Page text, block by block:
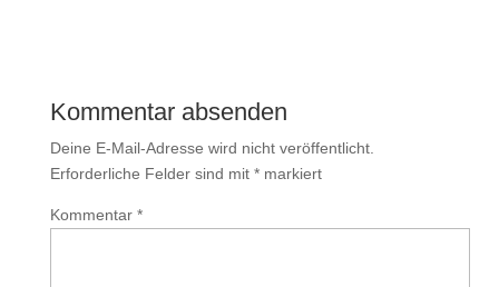
Kommentar absenden
Deine E-Mail-Adresse wird nicht veröffentlicht.
Erforderliche Felder sind mit *markiert
Kommentar *